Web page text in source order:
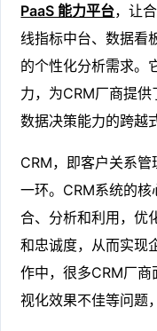
PaaS 能力平台，让
线指标中台、数据看
的个性化分析需求。
力，为CRM厂商提
数据决策能力的跨越
CRM，即客户关系
一环。CRM系统的
合、分析和利用，优
和忠诚度，从而实现
作中，很多CRM厂
视化效果不佳等问题